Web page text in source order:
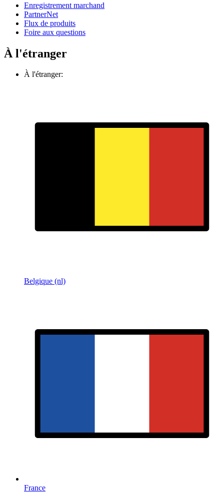
Enregistrement marchand
PartnerNet
Flux de produits
Foire aux questions
À l'étranger
À l'étranger:
Belgique (nl)
France